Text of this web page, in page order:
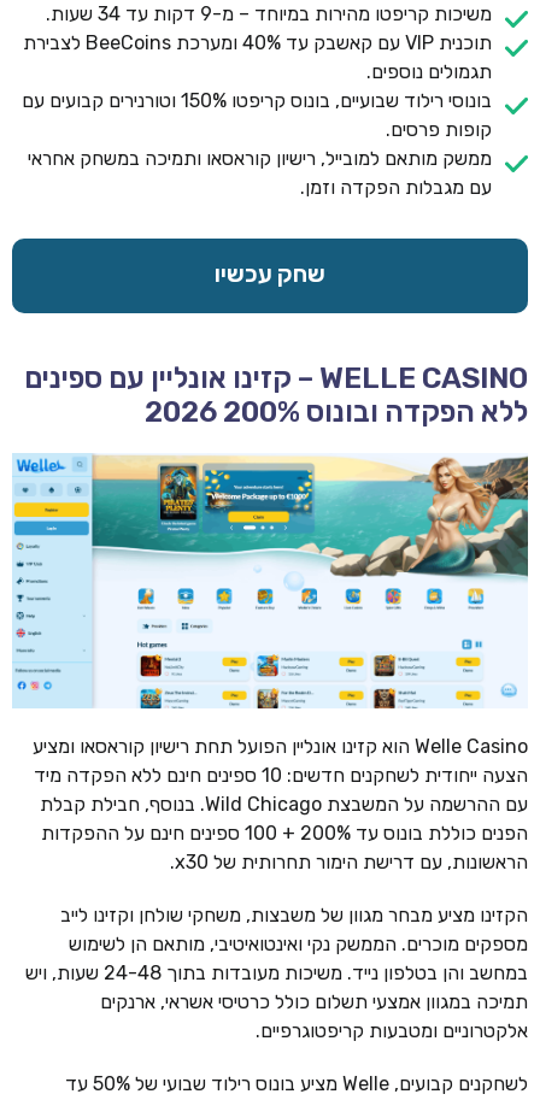
משיכות קריפטו מהירות במיוחד – מ-9 דקות עד 34 שעות.
תוכנית VIP עם קאשבק עד 40% ומערכת BeeCoins לצבירת
תגמולים נוספים.
בונוסי רילוד שבועיים, בונוס קריפטו 150% וטורנירים קבועים עם
קופות פרסים.
ממשק מותאם למובייל, רישיון קוראסאו ותמיכה במשחק אחראי
עם מגבלות הפקדה וזמן.
שחק עכשיו
WELLE CASINO – קזינו אונליין עם ספינים
ללא הפקדה ובונוס 200% 2026
Welle Casino הוא קזינו אונליין הפועל תחת רישיון קוראסאו ומציע
הצעה ייחודית לשחקנים חדשים: 10 ספינים חינם ללא הפקדה מיד
עם ההרשמה על המשבצת Wild Chicago. בנוסף, חבילת קבלת
הפנים כוללת בונוס עד 200% + 100 ספינים חינם על ההפקדות
הראשונות, עם דרישת הימור תחרותית של x30.
הקזינו מציע מבחר מגוון של משבצות, משחקי שולחן וקזינו לייב
מספקים מוכרים. הממשק נקי ואינטואיטיבי, מותאם הן לשימוש
במחשב והן בטלפון נייד. משיכות מעובדות בתוך 24-48 שעות, ויש
תמיכה במגוון אמצעי תשלום כולל כרטיסי אשראי, ארנקים
אלקטרוניים ומטבעות קריפטוגרפיים.
לשחקנים קבועים, Welle מציע בונוס רילוד שבועי של 50% עד